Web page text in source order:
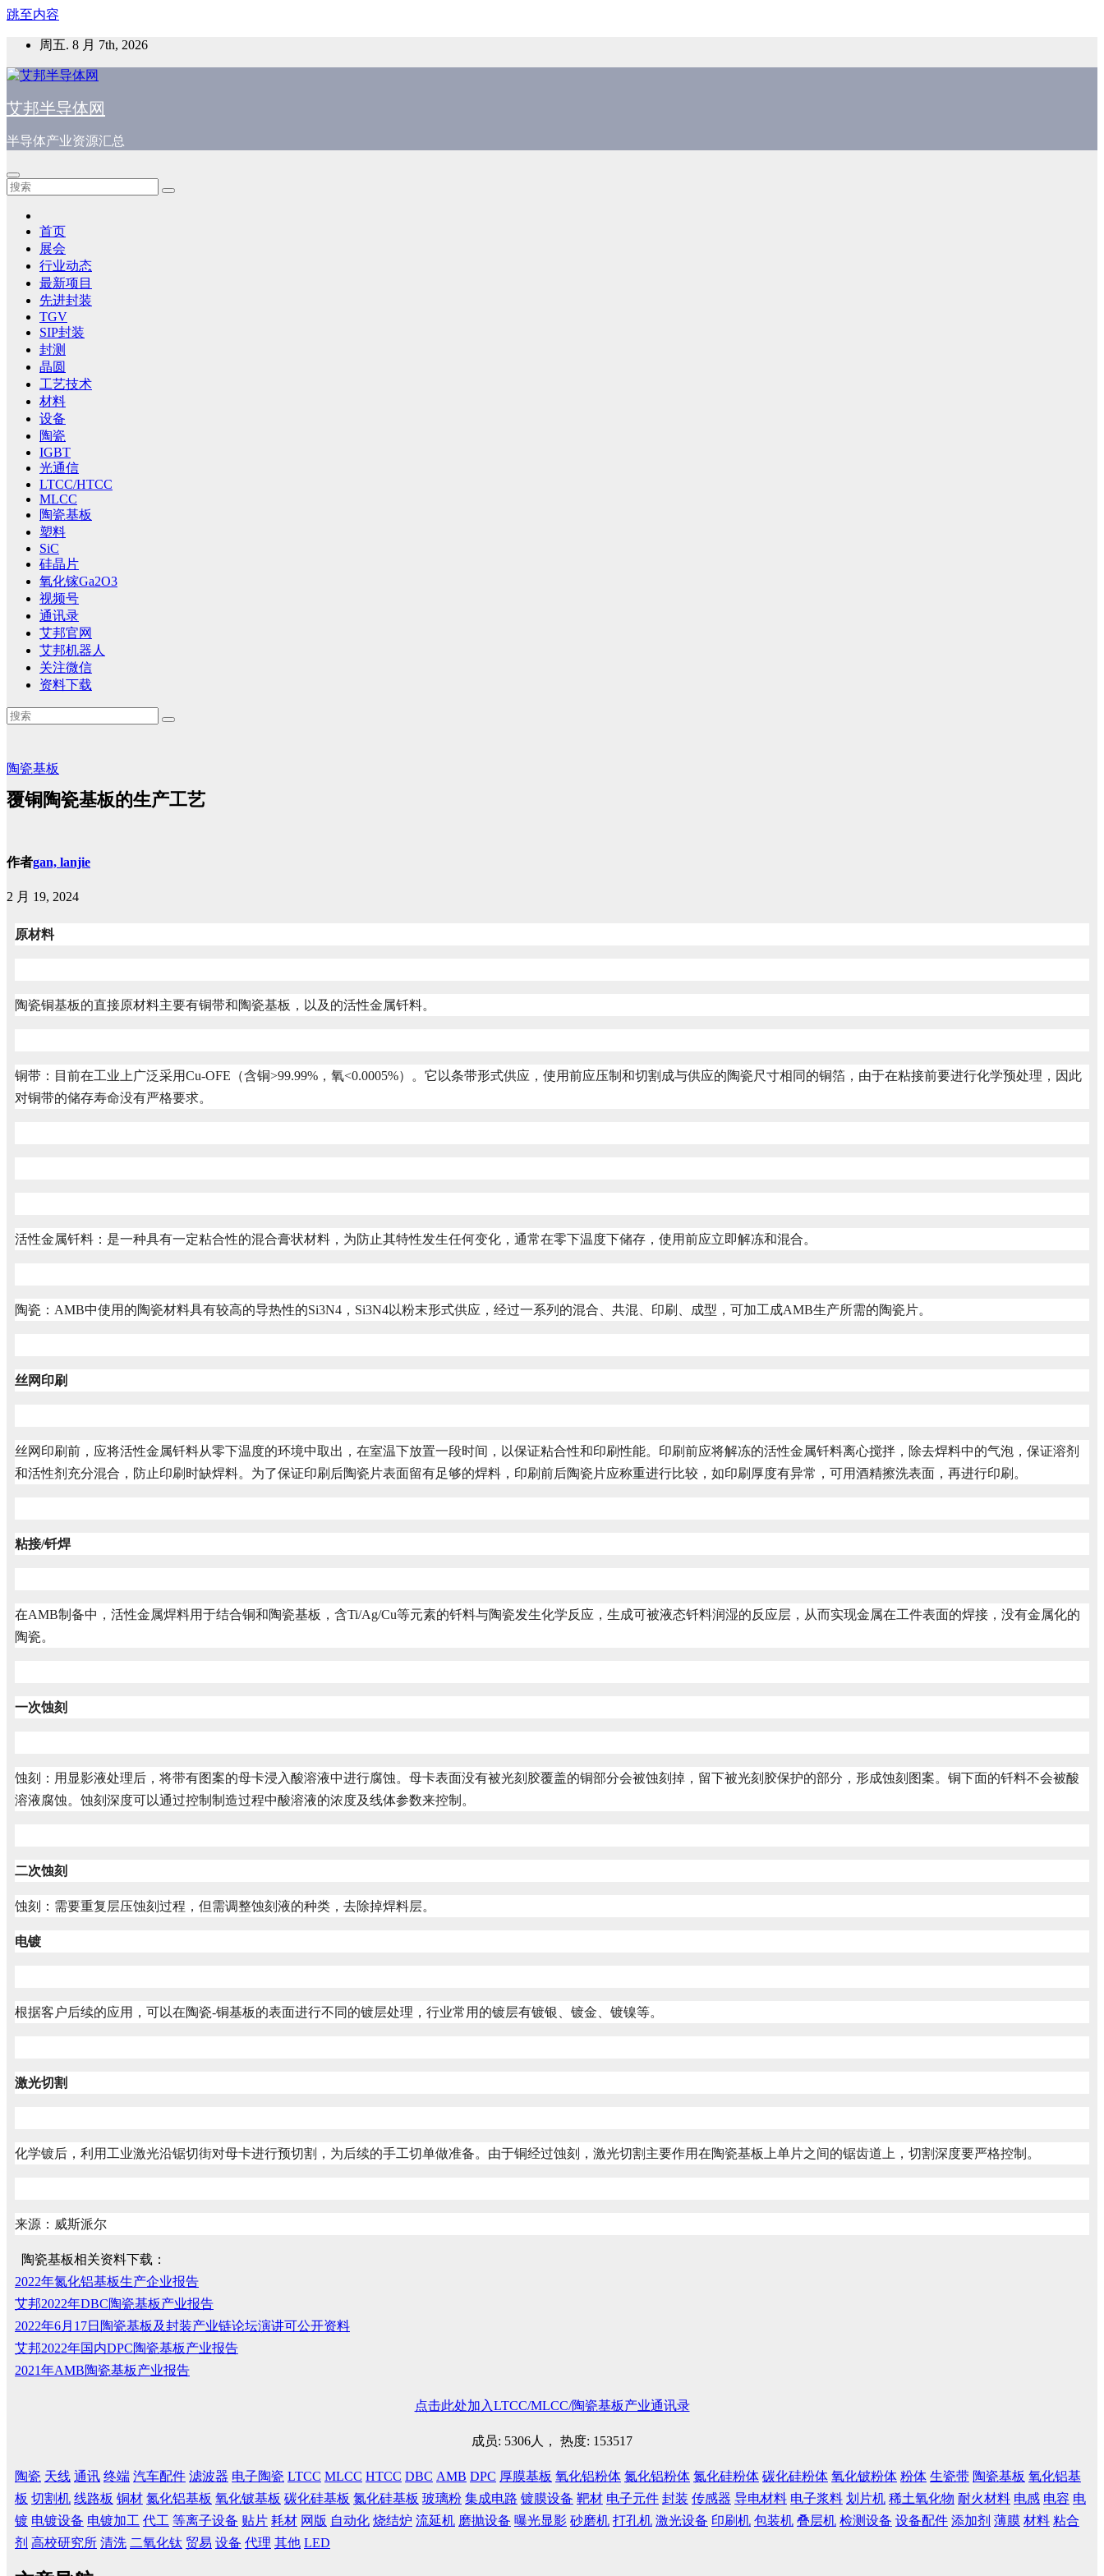
跳至内容
周五. 8 月 7th, 2026
艾邦半导体网
半导体产业资源汇总
首页
展会
行业动态
最新项目
先进封装
TGV
SIP封装
封测
晶圆
工艺技术
材料
设备
陶瓷
IGBT
光通信
LTCC/HTCC
MLCC
陶瓷基板
塑料
SiC
硅晶片
氧化镓Ga2O3
视频号
通讯录
艾邦官网
艾邦机器人
关注微信
资料下载
陶瓷基板
覆铜陶瓷基板的生产工艺
作者gan, lanjie
2 月 19, 2024
原材料
陶瓷铜基板的直接原材料主要有铜带和陶瓷基板，以及的活性金属钎料。
铜带：目前在工业上广泛采用Cu-OFE（含铜>99.99%，氧<0.0005%）。它以条带形式供应，使用前应压制和切割成与供应的陶瓷尺寸相同的铜箔，由于在粘接前要进行化学预处理，因此
对铜带的储存寿命没有严格要求。
活性金属钎料：是一种具有一定粘合性的混合膏状材料，为防止其特性发生任何变化，通常在零下温度下储存，使用前应立即解冻和混合。
陶瓷：AMB中使用的陶瓷材料具有较高的导热性的Si3N4，Si3N4以粉末形式供应，经过一系列的混合、共混、印刷、成型，可加工成AMB生产所需的陶瓷片。
丝网印刷
丝网印刷前，应将活性金属钎料从零下温度的环境中取出，在室温下放置一段时间，以保证粘合性和印刷性能。印刷前应将解冻的活性金属钎料离心搅拌，除去焊料中的气泡，保证溶剂
和活性剂充分混合，防止印刷时缺焊料。为了保证印刷后陶瓷片表面留有足够的焊料，印刷前后陶瓷片应称重进行比较，如印刷厚度有异常，可用酒精擦洗表面，再进行印刷。
粘接/钎焊
在AMB制备中，活性金属焊料用于结合铜和陶瓷基板，含Ti/Ag/Cu等元素的钎料与陶瓷发生化学反应，生成可被液态钎料润湿的反应层，从而实现金属在工件表面的焊接，没有金属化的
陶瓷。
一次蚀刻
蚀刻：用显影液处理后，将带有图案的母卡浸入酸溶液中进行腐蚀。母卡表面没有被光刻胶覆盖的铜部分会被蚀刻掉，留下被光刻胶保护的部分，形成蚀刻图案。铜下面的钎料不会被酸
溶液腐蚀。蚀刻深度可以通过控制制造过程中酸溶液的浓度及线体参数来控制。
二次蚀刻
蚀刻：需要重复层压蚀刻过程，但需调整蚀刻液的种类，去除掉焊料层。
电镀
根据客户后续的应用，可以在陶瓷-铜基板的表面进行不同的镀层处理，行业常用的镀层有镀银、镀金、镀镍等。
激光切割
化学镀后，利用工业激光沿锯切街对母卡进行预切割，为后续的手工切单做准备。由于铜经过蚀刻，激光切割主要作用在陶瓷基板上单片之间的锯齿道上，切割深度要严格控制。
来源：威斯派尔
陶瓷基板相关资料下载：
2022年氮化铝基板生产企业报告
艾邦2022年DBC陶瓷基板产业报告
2022年6月17日陶瓷基板及封装产业链论坛演讲可公开资料
艾邦2022年国内DPC陶瓷基板产业报告
2021年AMB陶瓷基板产业报告
点击此处加入LTCC/MLCC/陶瓷基板产业通讯录
成员: 5306人， 热度: 153517
陶瓷 天线 通讯 终端 汽车配件 滤波器 电子陶瓷 LTCC MLCC HTCC DBC AMB DPC 厚膜基板 氧化铝粉体 氮化铝粉体 氮化硅粉体 碳化硅粉体 氧化铍粉体 粉体 生瓷带 陶瓷基板 氧化铝基
板 切割机 线路板 铜材 氮化铝基板 氧化铍基板 碳化硅基板 氮化硅基板 玻璃粉 集成电路 镀膜设备 靶材 电子元件 封装 传感器 导电材料 电子浆料 划片机 稀土氧化物 耐火材料 电感 电容 电
镀 电镀设备 电镀加工 代工 等离子设备 贴片 耗材 网版 自动化 烧结炉 流延机 磨抛设备 曝光显影 砂磨机 打孔机 激光设备 印刷机 包装机 叠层机 检测设备 设备配件 添加剂 薄膜 材料 粘合
剂 高校研究所 清洗 二氧化钛 贸易 设备 代理 其他 LED